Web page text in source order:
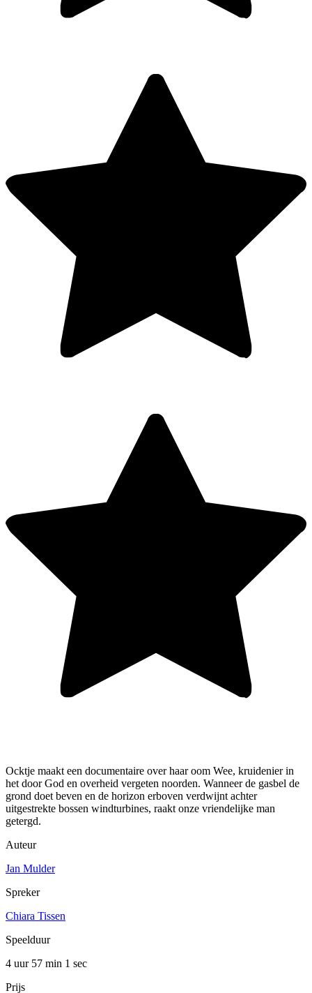
Ocktje maakt een documentaire over haar oom Wee, kruidenier in
het door God en overheid vergeten noorden. Wanneer de gasbel de
grond doet beven en de horizon erboven verdwijnt achter
uitgestrekte bossen windturbines, raakt onze vriendelijke man
getergd.
Auteur
Jan Mulder
Spreker
Chiara Tissen
Speelduur
4 uur 57 min 1 sec
Prijs